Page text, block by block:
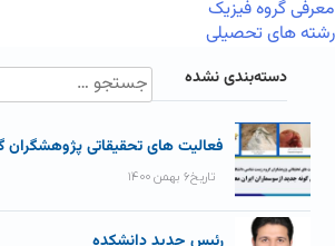
معرفی گروه فیزیک
رشته های تحصیلی
دسته‌بندی نشده
فعالیت های تحقیقاتی
تاریخ۶ بهمن ۱۴۰۰